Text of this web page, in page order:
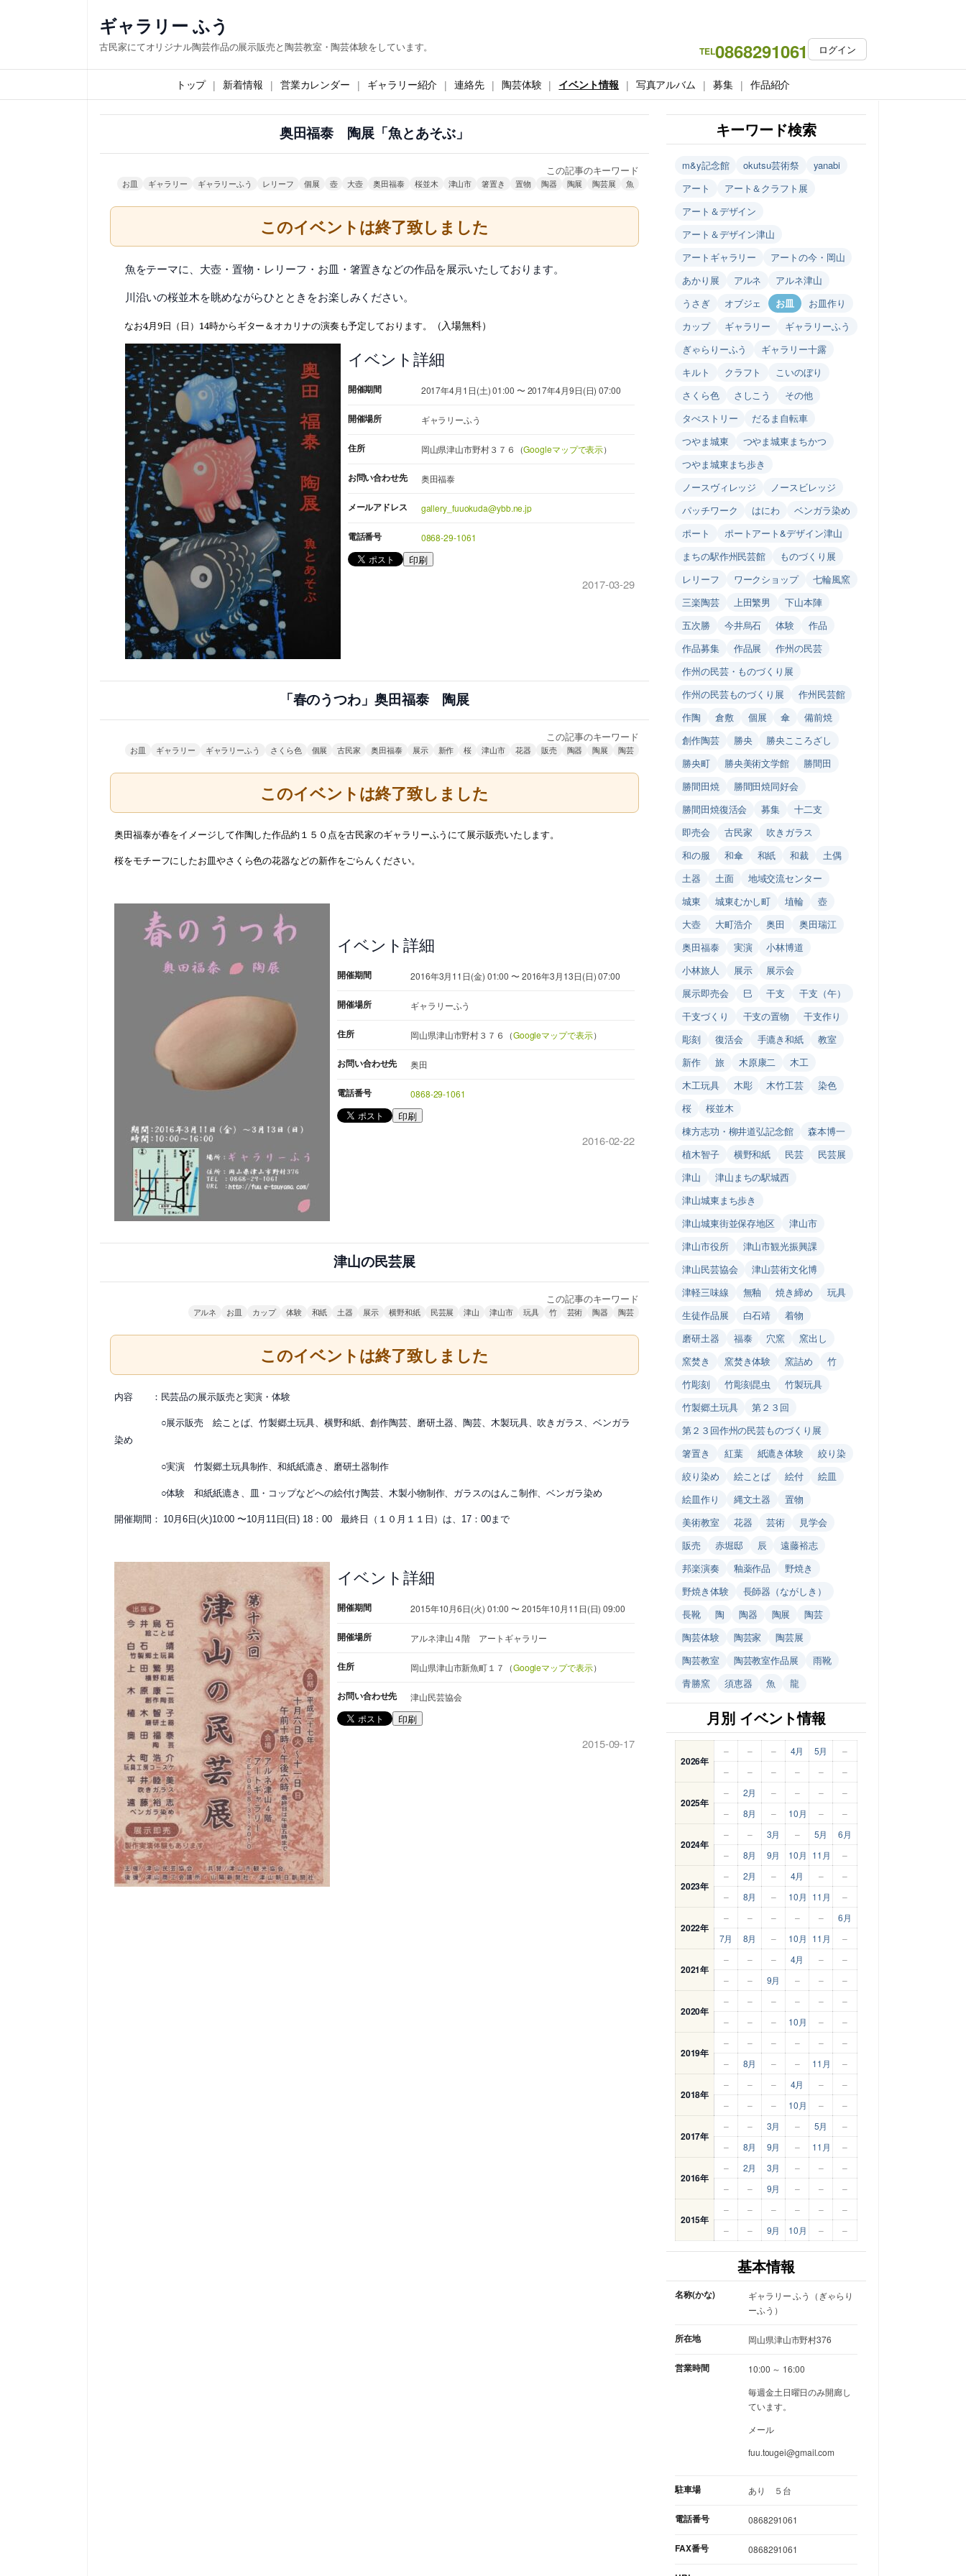
ス
キ
ギャラリー ふう
古民家にてオリジナル陶芸作品の展示販売と陶芸教室・陶芸体験をしています。 TEL0868291061 ログイン
トップ 新着情報 営業カレンダー ギャラリー紹介 連絡先 陶芸体験 イベント情報 写真アルバム 募集 作品紹介
奥田福泰 陶展「魚とあそぶ」
この記事のキーワード
お皿 ギャラリー ギャラリーふう レリーフ 個展 壺 大壺 奥田福泰 桜並木 津山市 箸置き 置物 陶器 陶展 陶芸展 魚
このイベントは終了致しました
魚をテーマに、大壺・置物・レリーフ・お皿・箸置きなどの作品を展示いたしております。
川沿いの桜並木を眺めながらひとときをお楽しみください。
なお4月9日（日） 14時からギター＆オカリナの演奏も予定しております。 （入場無料）
イベント詳細
開催期間 2017年4月1日(土) 01:00 〜 2017年4月9日(日) 07:00
開催場所 ギャラリーふう
住所 岡山県津山市野村３７６（Googleマップで表示）
お問い合わせ先 奥田福泰
メールアドレス gallery_fuuokuda@ybb.ne.jp
電話番号 0868-29-1061
印刷
2017-03-29
「春のうつわ」奥田福泰 陶展
この記事のキーワード
お皿 ギャラリー ギャラリーふう さくら色 個展 古民家 奥田福泰 展示 新作 桜 津山市 花器 販売 陶器 陶展 陶芸
このイベントは終了致しました
奥田福泰が春をイメージして作陶した作品約１５０点を古民家のギャラリーふうにて展示販売いたします。
桜をモチーフにしたお皿やさくら色の花器などの新作をごらんください。
イベント詳細
開催期間 2016年3月11日(金) 01:00 〜 2016年3月13日(日) 07:00
開催場所 ギャラリーふう
住所 岡山県津山市野村３７６（Googleマップで表示）
お問い合わせ先 奥田
電話番号 0868-29-1061
印刷
2016-02-22
津山の民芸展
この記事のキーワード
アルネ お皿 カップ 体験 和紙 土器 展示 横野和紙 民芸展 津山 津山市 玩具 竹 芸術 陶器 陶芸
このイベントは終了致しました
内容 ：民芸品の展示販売と実演・体験
○展示販売 絵ことば、竹製郷土玩具、横野和紙、創作陶芸、 磨研土器、陶芸、木製玩具、吹きガラス、ベンガラ
染め
○実演竹製郷土玩具制作、和紙紙漉き、 磨研土器制作
○体験和紙紙漉き、皿・コップなどへの絵付け陶芸、木製小物制作、ガラスのはんこ制作、ベンガラ染め
開催期間： 10月6 日 (火)10:00〜10月 11日( 日) 18： 00最終日（１０月１１日）は、 17： 00まで
イベント詳細
開催期間 2015年10月6日(火) 01:00 〜 2015年10月11日(日) 09:00
開催場所 アルネ津山４階 アートギャラリー
住所 岡山県津山市新魚町１７（Googleマップで表示）
お問い合わせ先 津山民芸協会
印刷
2015-09-17
キーワード検索
m&y記念館 okutsu芸術祭
yanabi
アート
アート＆クラフト展
アート＆デザイン
アート＆デザイン津山
アートギャラリー
アートの今・岡山
あかり展
アルネ
アルネ津山
うさぎ
オブジェ お皿
お皿作り
カップ
ギャラリー
ギャラリーふう
ぎゃらりーふう
ギャラリー十露
キルト
クラフト
こいのぼり
さくら色
さしこう
その他
タぺストリー
だるま自転車
つやま城東
つやま城東まちかつ
つやま城東まち歩き
ノースヴィレッジ
ノースビレッジ
パッチワーク
はにわ
ベンガラ染め
ポート
ポートアート&デザイン津山
まちの駅作州民芸館
ものづくり展
レリーフ
ワークショップ
七輪風窯
三楽陶芸
上田繁男
下山本陣
五次勝
今井烏石 体験
作品
作品募集
作品展
作州の民芸
作州の民芸・ものづくり展
作州の民芸ものづくり展
作州民芸館
作陶
倉敷 個展 傘
備前焼
創作陶芸
勝央
勝央こころざし
勝央町
勝央美術文学館
勝間田
勝間田焼
勝間田焼同好会
勝間田焼復活会
募集
十二支
即売会
古民家
吹きガラス
和の服
和傘 和紙 和裁
土偶
土器
土面
地域交流センター
城東
城東むかし町 埴輪
壺
大壺
大町浩介 奥田
奥田瑞江
奥田福泰
実演
小林博道
小林旅人
展示
展示会
展示即売会
巳 干支
干支（午）
干支づくり
干支の置物
干支作り
彫刻
復活会 手漉き和紙
教室
新作
旅 木原康二
木工
木工玩具
木彫 木竹工芸
染色
桜
桜並木
棟方志功・柳井道弘記念館
森本博一
植木智子
横野和紙 民芸
民芸展
津山
津山まちの駅城西
津山城東まち歩き
津山城東街並保存地区
津山市
津山市役所
津山市観光振興課
津山民芸協会
津山芸術文化博
津軽三味線
無釉 焼き締め
玩具
生徒作品展
白石靖
着物
磨研土器
福泰 穴窯
窯出し
窯焚き
窯焚き体験 窯詰め
竹
竹彫刻
竹彫刻昆虫
竹製玩具
竹製郷土玩具
第２３回
第２３回作州の民芸ものづくり展
箸置き
紅葉 紙漉き体験
絞り染
絞り染め
絵ことば 絵付
絵皿
絵皿作り
縄文土器
置物
美術教室
花器 芸術
見学会
販売
赤堀邸 辰
遠藤裕志
邦楽演奏
釉薬作品
野焼き
野焼き体験
長師器（ながしき）
長靴
陶 陶器 陶展
陶芸
陶芸体験
陶芸家
陶芸展
陶芸教室
陶芸教室作品展
雨靴
青勝窯
須恵器 魚 龍
月別 イベント情報
2026年
– – – 4月 5月
–
–
– – – – –
2025年
– 2月 – – –
–
–
8月 – 10月 – –
2024年
– – 3月 – 5月
6月
–
8月 9月 10月 11月 –
2023年
– 2月 – 4月 –
–
–
8月 – 10月 11月 –
2022年
– – – – –
6月
7月
8月 – 10月 11月 –
2021年
– – – 4月 –
–
–
– 9月 – – –
2020年
– – – – –
–
–
– – 10月 – –
2019年
– – – – –
–
–
8月 – – 11月 –
2018年
– – – 4月 –
–
–
– – 10月 – –
2017年
– – 3月 – 5月
–
–
8月 9月 – 11月 –
2016年
– 2月 3月 – –
–
–
– 9月 – – –
2015年
– – – – –
–
–
– 9月 10月 – –
基本情報
名称(かな)
ギャラリー ふう（ぎゃらり
ーふう）
所在地 岡山県津山市野村376
営業時間
10:00 ～ 16:00
毎週金土日曜日のみ開廊し
ています。
メール
fuu.tougei@gmail.com
駐車場 あり ５台
電話番号 0868291061
FAX番号 0868291061